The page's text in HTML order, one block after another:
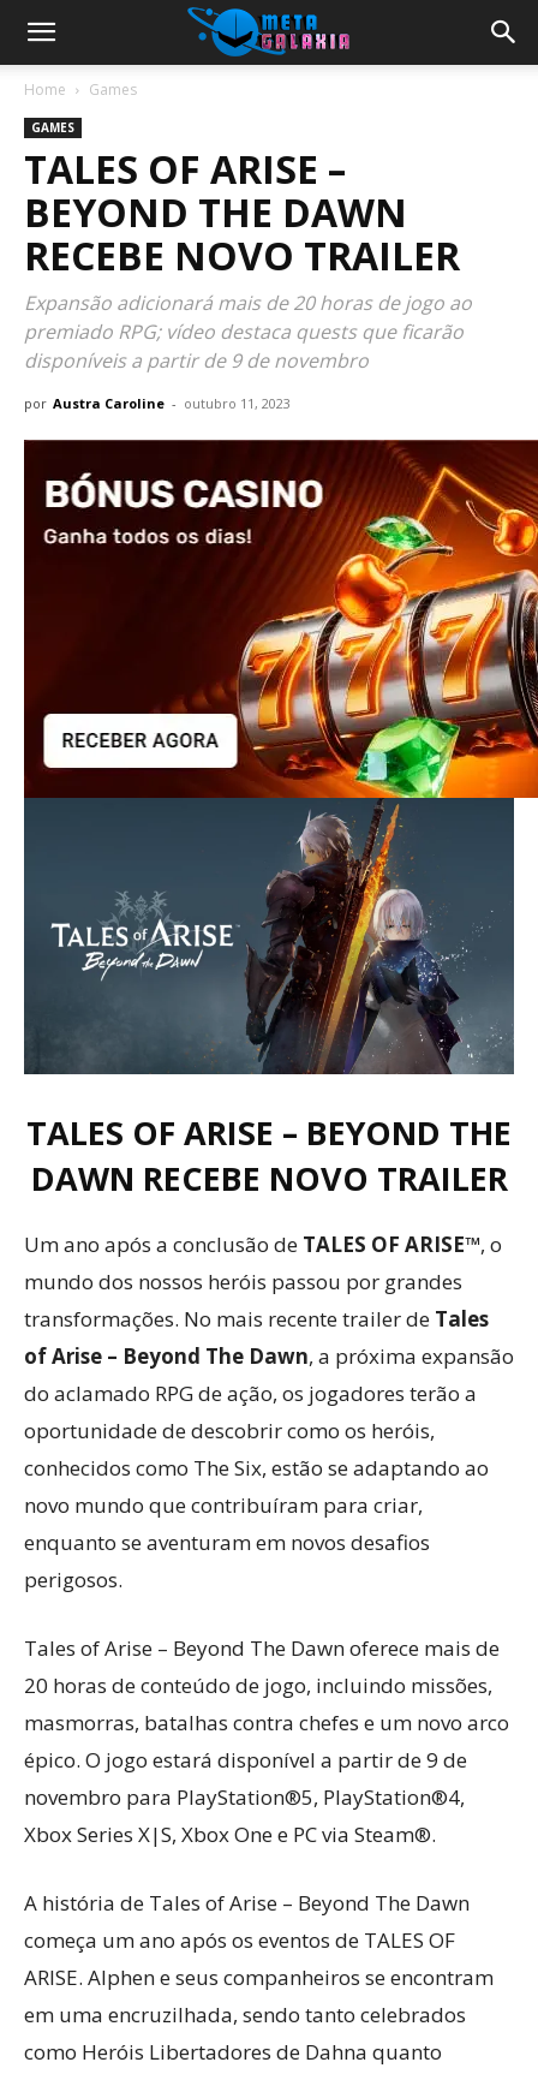
Home Games
GAMES
TALES OF ARISE –
BEYOND THE DAWN
RECEBE NOVO TRAILER
Expansão adicionará mais de 20 horas de jogo ao
premiado RPG; vídeo destaca quests que ficarão
disponíveis a partir de 9 de novembro
por Austra Caroline - outubro 11, 2023
TALES OF ARISE – BEYOND THE
DAWN RECEBE NOVO TRAILER
Um ano após a conclusão de TALES OF ARISE™, o
mundo dos nossos heróis passou por grandes
transformações. No mais recente trailer de Tales
of Arise – Beyond The Dawn, a próxima expansão
do aclamado RPG de ação, os jogadores terão a
oportunidade de descobrir como os heróis,
conhecidos como The Six, estão se adaptando ao
novo mundo que contribuíram para criar,
enquanto se aventuram em novos desafios
perigosos.
Tales of Arise – Beyond The Dawn oferece mais de
20 horas de conteúdo de jogo, incluindo missões,
masmorras, batalhas contra chefes e um novo arco
épico. O jogo estará disponível a partir de 9 de
novembro para PlayStation®5, PlayStation®4,
Xbox Series X|S, Xbox One e PC via Steam®.
A história de Tales of Arise – Beyond The Dawn
começa um ano após os eventos de TALES OF
ARISE. Alphen e seus companheiros se encontram
em uma encruzilhada, sendo tanto celebrados
como Heróis Libertadores de Dahna quanto